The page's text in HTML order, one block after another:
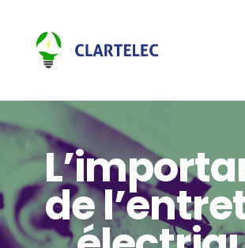
contenu
Électricité
Actualités
de